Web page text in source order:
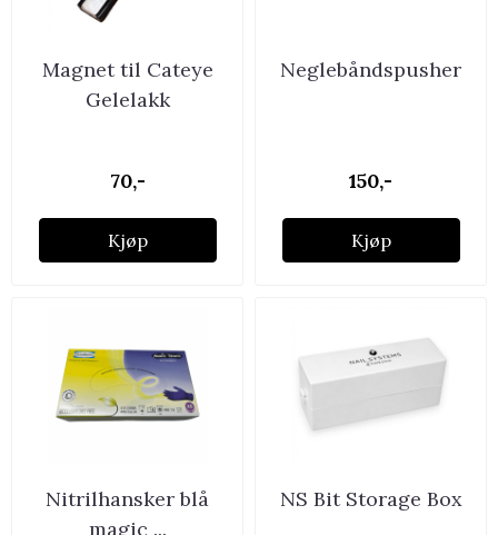
Magnet til Cateye
Gelelakk
70,-
Kjøp
Neglebåndspusher
150,-
Kjøp
Nitrilhansker blå
magic ...
NS Bit Storage Box